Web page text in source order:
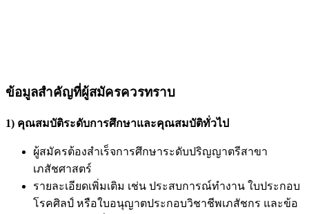
ข้อมูลสำคัญที่ผู้สมัครควรทราบ
1) คุณสมบัติระดับการศึกษาและคุณสมบัติทั่วไป
ผู้สมัครต้องสำเร็จการศึกษาระดับปริญญาตรีสาขา
เภสัชศาสตร์
รายละเอียดเพิ่มเติม เช่น ประสบการณ์ทำงาน ใบประกอบ
โรคศิลป์ หรือใบอนุญาตประกอบวิชาชีพเภสัชกร และข้อ